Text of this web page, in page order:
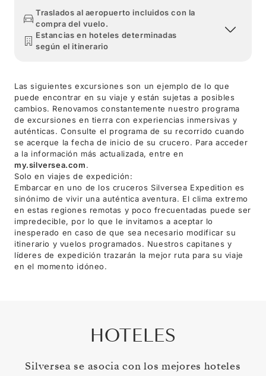
Traslados al aeropuerto incluidos con la
compra del vuelo.
Estancias en hoteles determinadas
según el itinerario
Las siguientes excursiones son un ejemplo de lo que
puede encontrar en su viaje y están sujetas a posibles
cambios. Renovamos constantemente nuestro programa
de excursiones en tierra con experiencias inmersivas y
auténticas. Consulte el programa de su recorrido cuando
se acerque la fecha de inicio de su crucero. Para acceder
a la información más actualizada, entre en
my.silversea.com.
Solo en viajes de expedición:
Embarcar en uno de los cruceros Silversea Expedition es
sinónimo de vivir una auténtica aventura. El clima extremo
en estas regiones remotas y poco frecuentadas puede ser
impredecible, por lo que le invitamos a aceptar lo
inesperado en caso de que sea necesario modificar su
itinerario y vuelos programados. Nuestros capitanes y
líderes de expedición trazarán la mejor ruta para su viaje
en el momento idóneo.
HOTELES
Silversea se asocia con los mejores hoteles